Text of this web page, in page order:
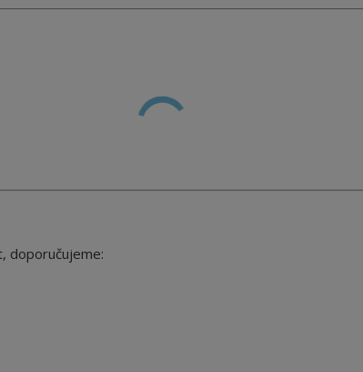
doporučujeme: